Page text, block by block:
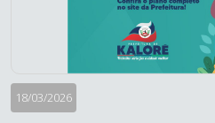
18/03/2026